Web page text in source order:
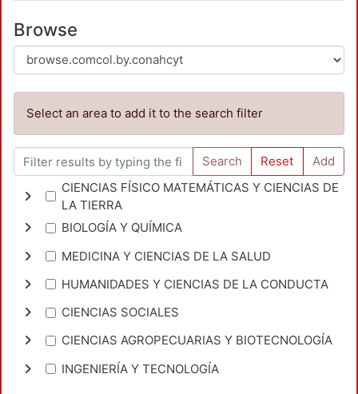
Browse
Select an area to add it to the search filter
Search Reset
Add
CIENCIAS FÍSICO MATEMÁTICAS Y CIENCIAS DE
LA TIERRA
BIOLOGÍA Y QUÍMICA
MEDICINA Y CIENCIAS DE LA SALUD
HUMANIDADES Y CIENCIAS DE LA CONDUCTA
CIENCIAS SOCIALES
CIENCIAS AGROPECUARIAS Y BIOTECNOLOGÍA
INGENIERÍA Y TECNOLOGÍA